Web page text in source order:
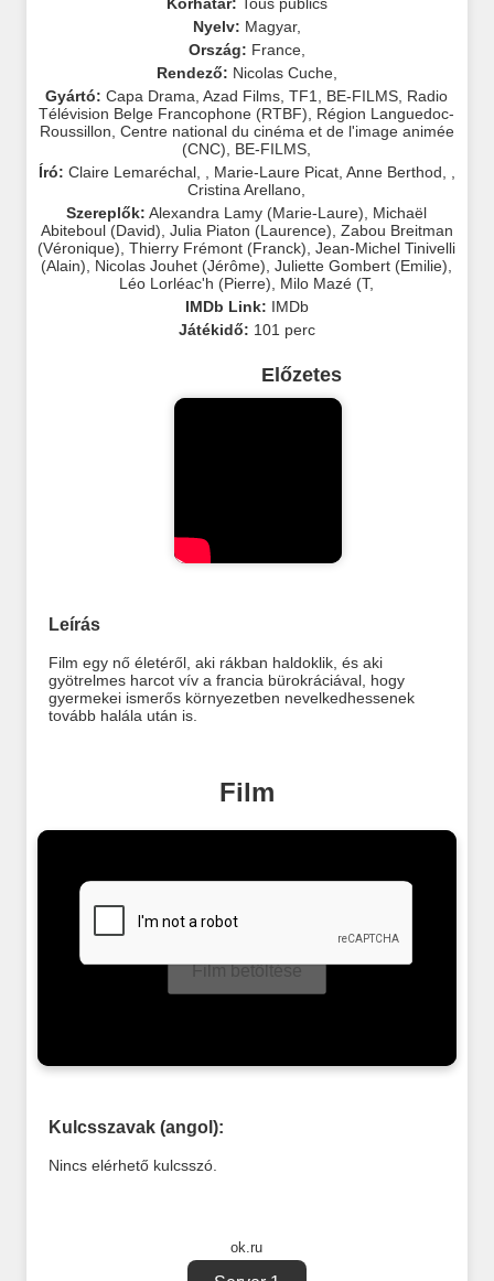
Nyelv: Magyar,
Ország: France,
Rendező: Nicolas Cuche,
Gyártó: Capa Drama ,Azad Films ,TF1 BE-FILMS Radio
Télévision Belge Francophone (RTBF)
Région Languedoc-
Roussillon Centre national du cinéma et de l'image animée
(CNC)
BE-FILMS
Író: Claire Lemaréchal, Marie-Laure Picat, Anne Berthod
Cristina Arellano
Szereplők: Alexandra Lamy (Marie-Laure)
Michaël
Abiteboul (David) Julia Piaton (Laurence) Zabou Breitman
(Véronique) ,Thierry Frémont (Franck) ,Jean-Michel Tinivelli
(Alain)
Nicolas Jouhet (Jérôme) ,Juliette Gombert (Emilie)
Léo Lorléac'h (Pierre)
Milo Mazé (T,
IMDb Link: IMDb
Játékidő: 101 perc
Előzetes
Leírás
Film egy nő életéről, aki rákban haldoklik, és aki
gyötrelmes harcot vív a francia bürokráciával, hogy
gyermekei ismerős környezetben nevelkedhessenek
tovább halála után is.
Film
Film betöltése
Kulcsszavak (angol):
Nincs elérhető kulcsszó.
ok.ru